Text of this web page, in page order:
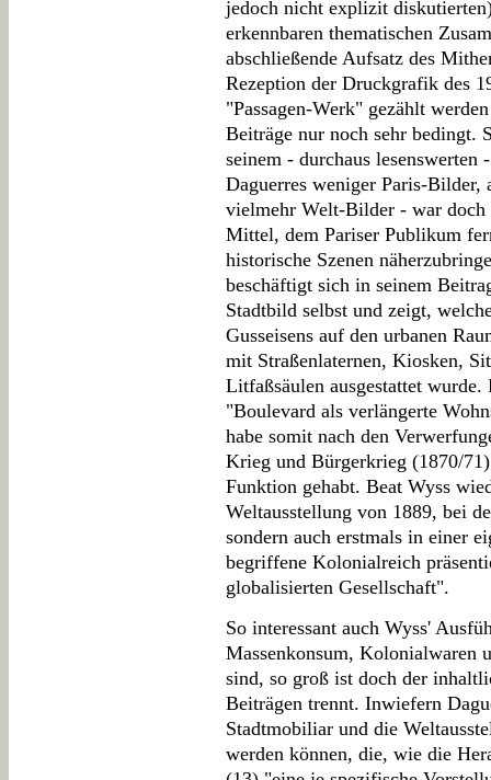
jedoch nicht explizit
erkennbaren thematischen
abschließende Aufsatz des
Rezeption der Druckgrafik des
"Passagen-Werk" gezählt
Beiträge nur noch sehr bedingt.
seinem - durchaus
Daguerres weniger Paris-Bilder,
vielmehr Welt-Bilder - war doch
Mittel, dem Pariser Publikum
historische Szenen
beschäftigt sich in seinem
Stadtbild selbst und zeigt,
Gusseisens auf den urbanen
mit Straßenlaternen, Kiosken,
Litfaßsäulen ausgestattet
"Boulevard als verlängerte
habe somit nach den
Krieg und Bürgerkrieg (1870/
Funktion gehabt. Beat Wyss
Weltausstellung von 1889, bei
sondern auch erstmals in einer
begriffene Kolonialreich
globalisierten Gesellschaft".
So interessant auch Wyss'
Massenkonsum, Kolonialwaren
sind, so groß ist doch der
Beiträgen trennt. Inwiefern
Stadtmobiliar und die
werden können, die, wie die